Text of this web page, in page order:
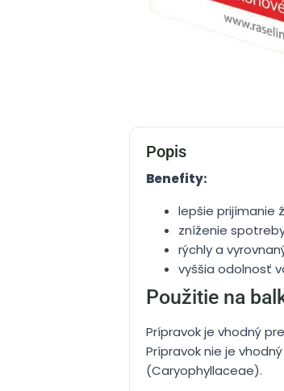
Popis
Benefity:
lepšie prijímanie
zníženie
rýchly a
vyššia odolnosť
Použitie na
Prípravok je vhodný
Prípravok nie je
(Caryophyllaceae).